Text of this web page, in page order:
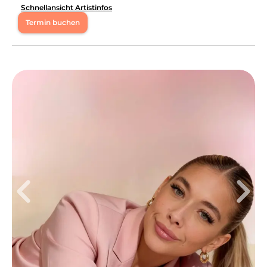
Schnellansicht Artistinfos
Termin buchen
Mo 09:00 - 16:00
Di
Sa 10:00 - 13:00
Hey ihr lieben 🤍mein Name ist Darleen, ich bin 30
Jahre alt und seit 12 Jahren darf ich meine Leidenschaft
zum Beruf als Kosmetikerin bereits ausüben. Ich bin auf
die Bereiche Wimpernverlängerung, lash und browlift,